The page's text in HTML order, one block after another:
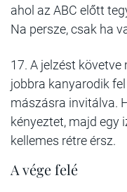
ahol az ABC előtt
Na persze, csak ha
17. A jelzést
jobbra kanyarodik
mászásra invitálva.
kényeztet, majd egy
kellemes rétre érsz.
A vége felé